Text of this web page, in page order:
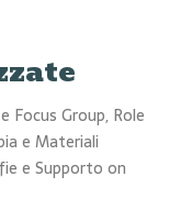
Focus Group, Role
e Materiali
e Supporto on